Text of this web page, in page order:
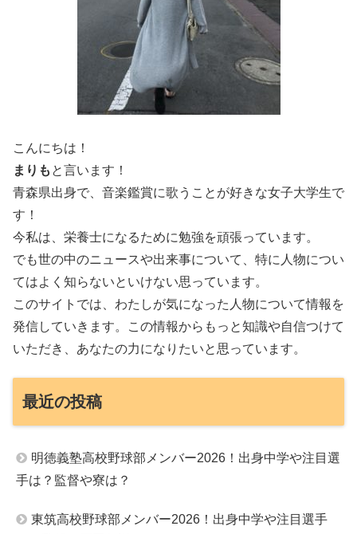
こんにちは！
まりも と言います！
青森県出身で、音楽鑑賞に歌うことが好きな女子大学生で
す！
今私は、栄養士になるために勉強を頑張っています。
でも世の中のニュースや出来事について、特に人物につい
てはよく知らないといけない思っています。
このサイトでは、わたしが気になった人物について情報を
発信していきます。この情報からもっと知識や自信つけて
いただき、あなたの力になりたいと思っています。
最近の投稿
明徳義塾高校野球部メンバー2026！出身中学や注目選
手は？監督や寮は？
東筑高校野球部メンバー2026！出身中学や注目選手